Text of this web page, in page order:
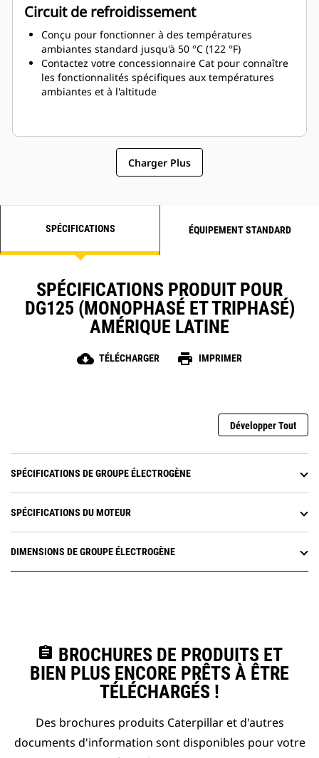
Circuit de refroidissement
Conçu pour fonctionner à des températures
ambiantes standard jusqu'à 50 °C (122 °F)
Contactez votre concessionnaire Cat pour connaître
les fonctionnalités spécifiques aux températures
ambiantes et à l'altitude
Charger Plus
SPÉCIFICATIONS ÉQUIPEMENT STANDARD
SPÉCIFICATIONS PRODUIT POUR
DG125 (MONOPHASÉ ET TRIPHASÉ)
AMÉRIQUE LATINE
cloud_download TÉLÉCHARGER print IMPRIMER
Développer Tout
SPÉCIFICATIONS DE GROUPE ÉLECTROGÈNE
SPÉCIFICATIONS DU MOTEUR
DIMENSIONS DE GROUPE ÉLECTROGÈNE
assignment BROCHURES DE PRODUITS ET
BIEN PLUS ENCORE PRÊTS À ÊTRE
TÉLÉCHARGÉS !
Des brochures produits Caterpillar et d'autres
documents d'information sont disponibles pour votre